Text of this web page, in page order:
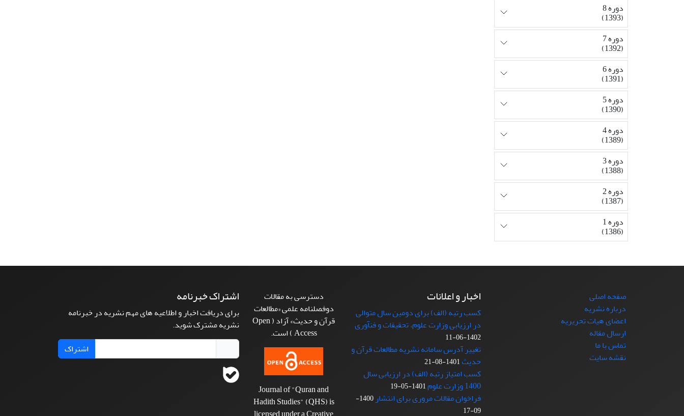
دوره 8
(1393)
دوره 7
(1392)
دوره 6
(1391)
دوره 5
(1390)
دوره 4
(1389)
دوره 3
(1388)
دوره 2
(1387)
دوره 1
(1386)
صفحه اصلی
درباره نشریه
اعضای هیات تحریریه
ارسال مقاله
تماس با ما
نقشه سایت
اخبار و اعلانات
کسب رتبه (الف) برای دومین سال متوالی
در ارزیابی وزارت علوم، تحقیقات و فنآوری
1402-06-11
تغییر آدرس سامانه نشریه مطالعات قرآن و
حدیث1401-08-21
کسب امتیاز رتبه (الف) در ارزیابی سال
1400 وزارت علوم
1401-05-19
فراخوان مقالات مروری برای انتشار
1400-
09-17
دسترسی به مقالات
دوفصلنامه علمی «مطالعات
قرآن و حدیث» آزاد ( Open
Access ) است.
Journal of "Quran and
Hadith Studies" (QHS) is
اشتراک خبرنامه
برای دریافت اخبار و اطلاعیه های مهم نشریه در خبرنامه
نشریه مشترک شوید.
اشتراک